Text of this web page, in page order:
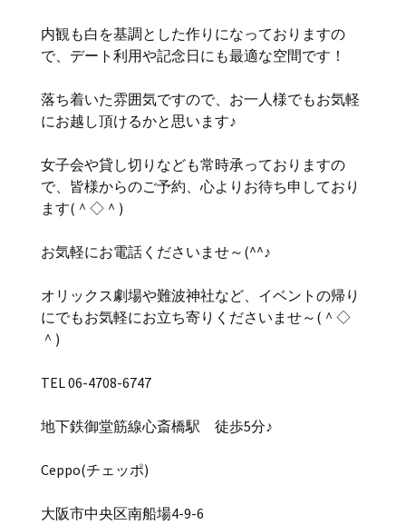
内観も白を基調とした作りになっておりますの
で、デート利用や記念日にも最適な空間です！
落ち着いた雰囲気ですので、お一人様でもお気軽
にお越し頂けるかと思います♪
女子会や貸し切りなども常時承っておりますの
で、皆様からのご予約、心よりお待ち申しており
ます(＾◇＾)
お気軽にお電話くださいませ～(^^♪
オリックス劇場や難波神社など、イベントの帰り
にでもお気軽にお立ち寄りくださいませ～(＾◇
＾)
TEL 06-4708-6747
地下鉄御堂筋線心斎橋駅 徒歩5分♪
Ceppo(チェッポ)
大阪市中央区南船場4-9-6